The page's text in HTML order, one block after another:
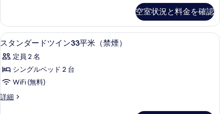
べ
て
の
写
真
を
表
細
（禁
煙）
の
す
べ
て
の
21
平
米
（禁
煙）
の
細
空室状況と料金を確認
ス
タ
ン
ダ
ー
ド
WiFi (無料)、アラーム付き時計、ベッ
1
スタンダードツイン33平米（禁煙）
定員 2 名
シングルベッド 2 台
WiFi (無料)
詳細
ス